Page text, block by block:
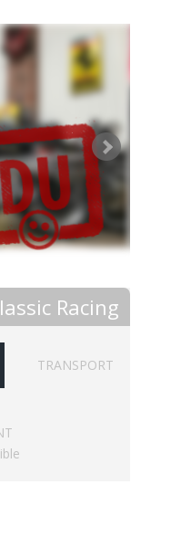
Racing
TRANSPORT